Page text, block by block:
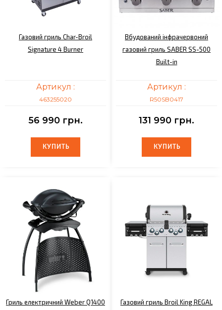
Газовий гриль Char-Broil
Signature 4 Burner
Артикул :
463255020
56 990 грн.
КУПИТЬ
КУПИТЬ
Вбудований інфрачервоний
газовий гриль SABER SS-500
Built-in
Артикул :
R50SB0417
131 990 грн.
КУПИТЬ
КУПИТЬ
Гриль електричний Weber Q1400
Газовий гриль Broil King REGAL